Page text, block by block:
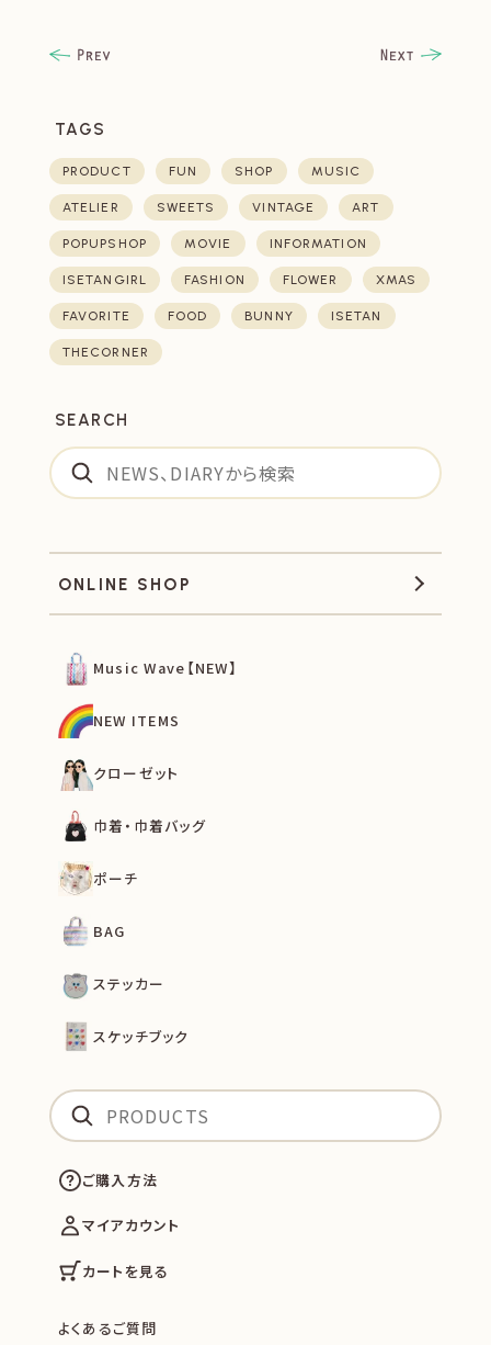
TAGS
PRODUCT FUN SHOP MUSIC
ATELIER SWEETS VINTAGE ART
POPUPSHOP MOVIE INFORMATION
ISETANGIRL FASHION FLOWER XMAS
FAVORITE FOOD BUNNY ISETAN
THECORNER
SEARCH
ONLINE SHOP
Music Wave【NEW】
NEW ITEMS
クローゼット
巾着・巾着バッグ
ポーチ
BAG
ステッカー
スケッチブック
ご購入方法
マイアカウント
カートを見る
よくあるご質問